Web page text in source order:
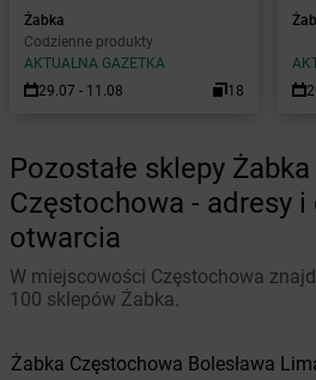
Żabka
Codzienne produkty
AKTUALNA GAZETKA
29.07 - 11.08
18
Pozostałe sklepy
Częstochowa - adresy i
otwarcia
W miejscowości Częstochowa
100 sklepów Żabka.
Żabka Częstochowa Bolesława